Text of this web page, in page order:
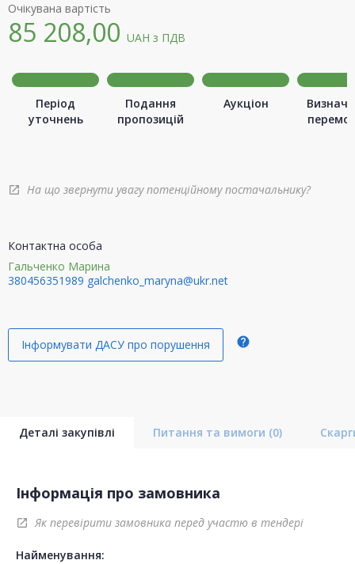
Очікувана вартість
85 208,00 UAH з ПДВ
Період
уточнень
Подання
пропозицій
Аукціон
open_in_new На що звернути увагу потенційному постачальнику?
Контактна особа
Гальченко Марина
380456351989 galchenko_maryna@ukr.net
Інформувати ДАСУ про порушення help
Деталі закупівлі Питання та вимоги (0)
Інформація про замовника
open_in_new Як перевірити замовника перед участю в тендері
Найменування: